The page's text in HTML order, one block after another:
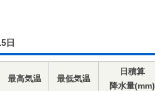
日
最高気温 最低気温
日積算
降水量(mm)